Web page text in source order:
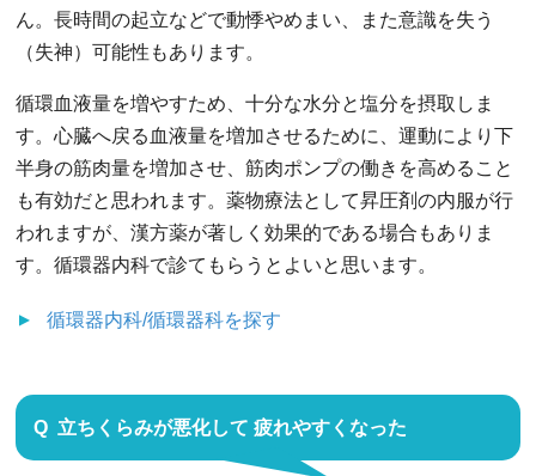
ん。長時間の起立などで動悸やめまい、また意識を失う
（失神）可能性もあります。
循環血液量を増やすため、十分な水分と塩分を摂取しま
す。心臓へ戻る血液量を増加させるために、運動により下
半身の筋肉量を増加させ、筋肉ポンプの働きを高めること
も有効だと思われます。薬物療法として昇圧剤の内服が行
われますが、漢方薬が著しく効果的である場合もありま
す。循環器内科で診てもらうとよいと思います。
循環器内科/循環器科を探す
立ちくらみが悪化して 疲れやすくなった